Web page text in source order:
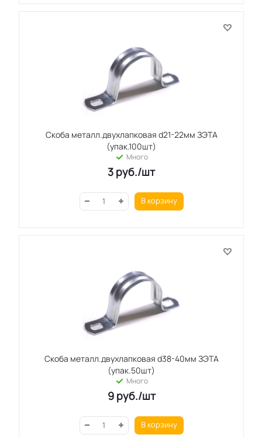
Скоба металл.двухлапковая d21-22мм ЗЭТА
(упак.100шт)
Много
3 руб./шт
В корзину
Скоба металл.двухлапковая d38-40мм ЗЭТА
(упак.50шт)
Много
9руб./шт
В корзину